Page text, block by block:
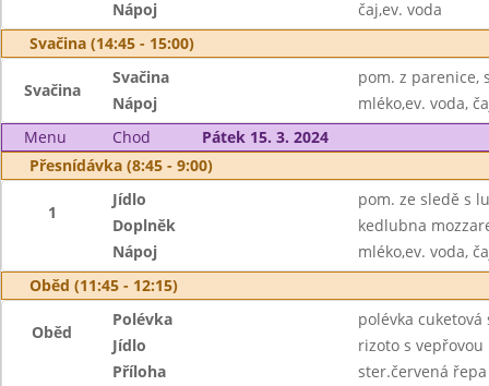
Nápoj
čaj,ev. voda
Svačina (14:45 - 15:00)
Svačina
Svačina
pom. z parenice,
Nápoj
mléko,ev. voda,
Menu
Chod
Pátek 15. 3. 2024
Přesnídávka (8:45 - 9:00)
1
Jídlo
pom. ze sledě s
Doplněk
kedlubna
Nápoj
mléko,ev. voda,
Oběd (11:45 - 12:15)
Oběd
Polévka
polévka
Jídlo
rizoto s
Příloha
ster.červená řepa